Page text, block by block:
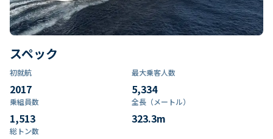
スペック
初就航
2017
最大乗客人数
5,334
乗組員数​
1,513
全長（メートル）
323.3m
総トン数​